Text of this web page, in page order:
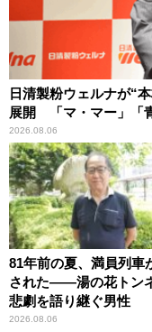
日清製粉ウェルナが“
展開 「マ・マー」「
2026.08.06
81年前の夏、満員列車
された――湯の花トン
悲劇を語り継ぐ男性
2026.08.06